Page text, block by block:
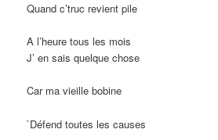
Quand c’truc revient pile
A l’heure tous les mois
J’ en sais quelque chose
Car ma vieille bobine
`Défend toutes les causes